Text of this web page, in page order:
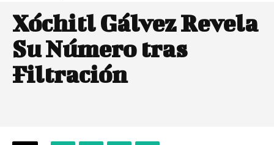
Xóchitl Gálvez Revela
Su Número tras
Filtración